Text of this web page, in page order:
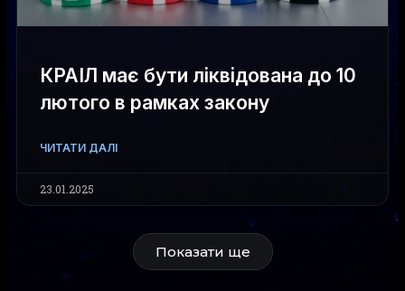
КРАІЛ має бути ліквідована до 10
лютого в рамках закону
ЧИТАТИ ДАЛІ
23.01.2025
Показати ще